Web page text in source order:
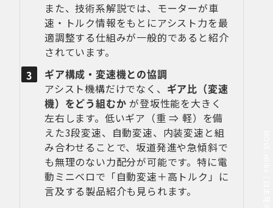
また、技術系解説では、モーターが車
速・トルク情報をもとにアシスト力を最
適調整する仕組みが一般的であると紹介
されています。
ギア構成・変速機との協調
アシスト機構だけでなく、 ギア比（変速
機）をどう組むか が登坂性能を大きく
左右します。低いギア（重 ⇒ 軽）を備
えた3段変速、自動変速、内装変速と組
み合わせることで、坂道発進や急傾斜で
も無理のない力配分が可能です。特に電
動ミニベロで「自動変速＋高トルク」に
言及する製品紹介も見られます。